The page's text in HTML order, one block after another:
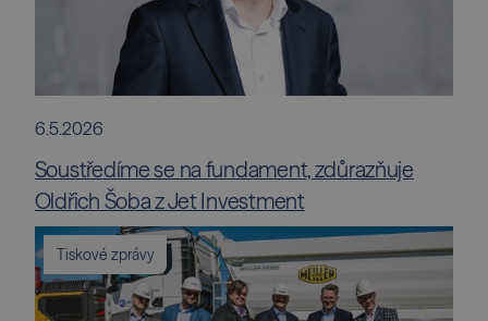
6.5.2026
Soustředíme se na fundament, zdůrazňuje
Oldřich Šoba z Jet Investment
Tiskové zprávy